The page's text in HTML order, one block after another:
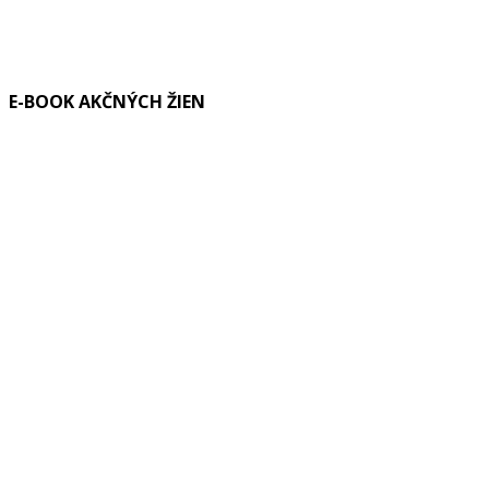
E-BOOK AKČNÝCH ŽIEN